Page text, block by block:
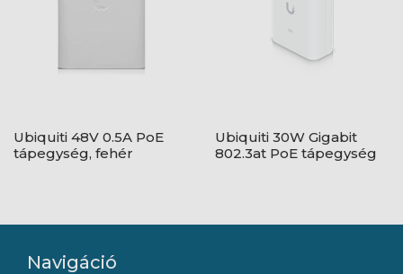
Ubiquiti 48V 0.5A PoE
tápegység, fehér
Ubiquiti 30W Gigabit
802.3at PoE tápegység
Navigáció